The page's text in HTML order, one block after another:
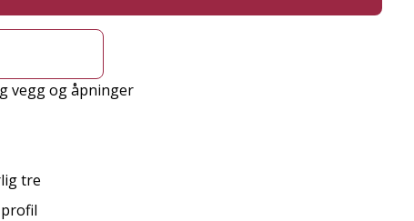
vegg og åpninger
tre